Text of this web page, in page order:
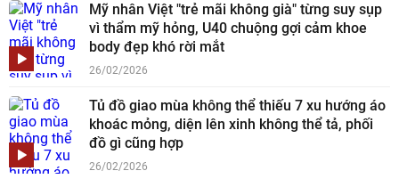
Mỹ nhân Việt "trẻ mãi không già" từng suy sụp
vì thẩm mỹ hỏng, U40 chuộng gợi cảm khoe
body đẹp khó rời mắt
26/02/2026
Tủ đồ giao mùa không thể thiếu 7 xu hướng áo
khoác mỏng, diện lên xinh không thể tả, phối
đồ gì cũng hợp
26/02/2026